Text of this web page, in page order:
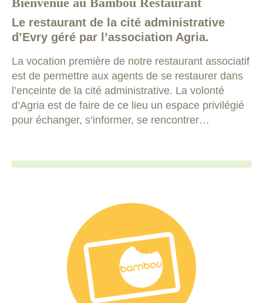
Le restaurant de la cité administrative
d’Evry géré par l’association Agria.
La vocation première de notre restaurant associatif
est de permettre aux agents de se restaurer dans
l’enceinte de la cité administrative. La volonté
d’Agria est de faire de ce lieu un espace privilégié
pour échanger, s’informer, se rencontrer…